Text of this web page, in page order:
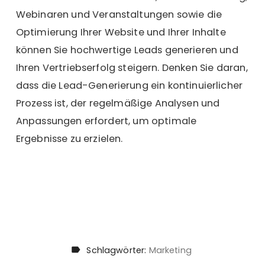
Webinaren und Veranstaltungen sowie die
Optimierung Ihrer Website und Ihrer Inhalte
können Sie hochwertige Leads generieren und
Ihren Vertriebserfolg steigern. Denken Sie daran,
dass die Lead-Generierung ein kontinuierlicher
Prozess ist, der regelmäßige Analysen und
Anpassungen erfordert, um optimale
Ergebnisse zu erzielen.
Schlagwörter: Marketing